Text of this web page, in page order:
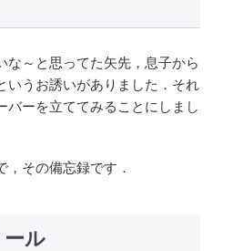
な～と思ってた矢先，息子から
いうお誘いがありました．それ
バーを立ててみることにしまし
その備忘録です．
ル